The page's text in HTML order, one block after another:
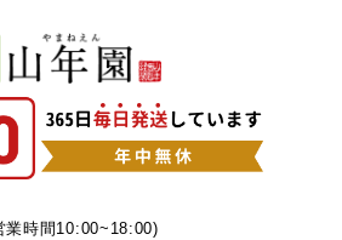
業時間10:00~18:00)